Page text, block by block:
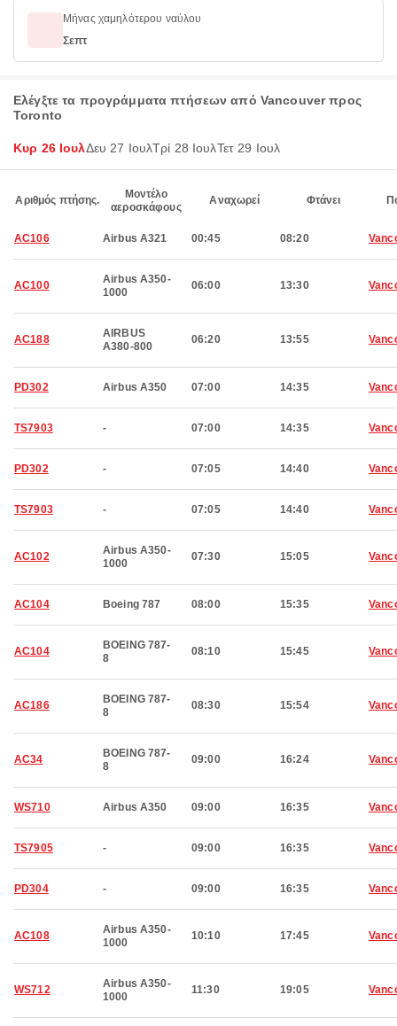
Μήνας χαμηλότερου ναύλου
Σεπτ
Ελέγξτε τα προγράμματα πτήσεων από Vancouver προς
Toronto
Κυρ 26 ΙουλΔευ 27 ΙουλΤρί 28 ΙουλΤετ 29 Ιουλ
Αριθμός πτήσης.
Μοντέλο
αεροσκάφους
Αναχωρεί Φτάνει
AC106 Airbus A321 00:45 08:20
AC100
Airbus A350-
1000
06:00 13:30
AC188
AIRBUS
A380-800
06:20 13:55
PD302 Airbus A350 07:00 14:35
TS7903 - 07:00 14:35
PD302 - 07:05 14:40
TS7903 - 07:05 14:40
AC102
Airbus A350-
1000
07:30 15:05
AC104 Boeing 787 08:00 15:35
AC104
BOEING 787-
8
08:10 15:45
AC186
BOEING 787-
8
08:30 15:54
AC34
BOEING 787-
8
09:00 16:24
WS710 Airbus A350 09:00 16:35
TS7905 - 09:00 16:35
PD304 - 09:00 16:35
AC108
Airbus A350-
1000
10:10 17:45
WS712
Airbus A350-
1000
11:30 19:05